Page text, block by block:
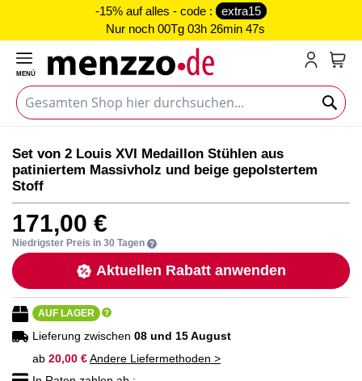
-15% auf alles - code :
extra15
Nur noch 00Tg 03h 26min 47s
MENÜ
Ende
der
Bildgalerie
springen
Anfang
der
Bildgalerie
springen
Set von 2 Louis XVI Medaillon Stühlen aus
patiniertem Massivholz und beige gepolstertem
Stoff
171,00 €
Niedrigster Preis in 30 Tagen
Aktuellen Rabatt anwenden
AUF LAGER
Lieferung zwischen 08 und 15 August
ab 20,00 €Andere Liefermethoden >